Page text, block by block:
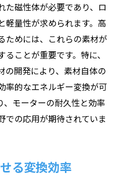
た磁性体が必要であり、ロ
軽量性が求められます。高
ためには、これらの素材が
ことが重要です。特に、
の開発により、素材自体の
率的なエネルギー変換が可
、モーターの耐久性と効率
での応用が期待されていま
る変換効率